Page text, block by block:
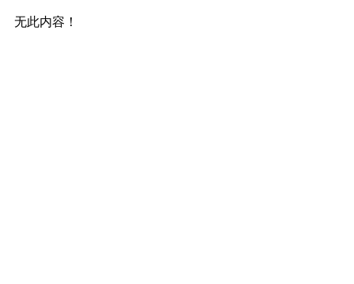
无此内容！